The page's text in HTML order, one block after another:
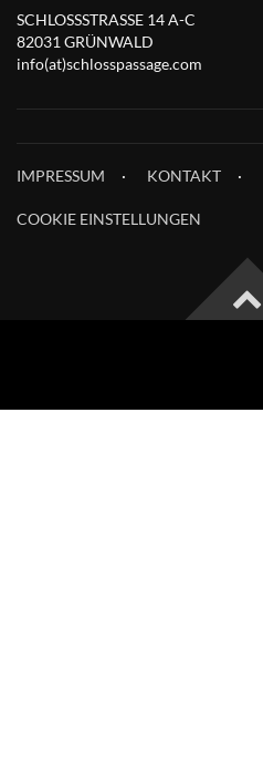
SCHLOSSSTRASSE 14 A-C
82031 GRÜNWALD
info(at)schlosspassage.com
IMPRESSUM KONTAKT
COOKIE EINSTELLUNGEN